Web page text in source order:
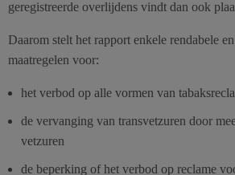
geregistreerde overlijdens vindt dan ook
Daarom stelt het rapport enkele rendabele
maatregelen voor:
het verbod op alle vormen van
de vervanging van transvetzuren door
vetzuren
de beperking of het verbod op reclame